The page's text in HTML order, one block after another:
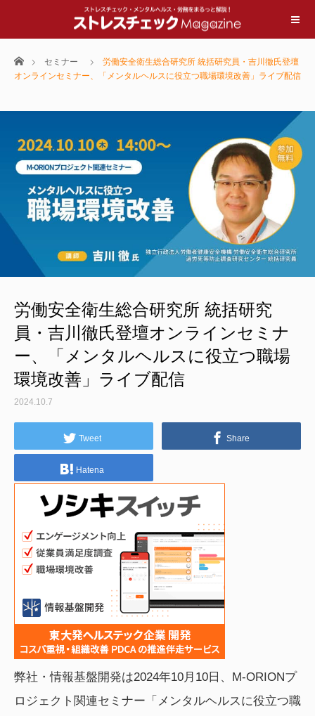
ホームセミナー
労働安全衛生総合研究所 統括研究員・吉川徹氏登壇
オンラインセミナー、「メンタルヘルスに役立つ職場環境改善」ライブ配信
労働安全衛生総合研究所 統括研究
員・吉川徹氏登壇オンラインセミナ
ー、「メンタルヘルスに役立つ職場
環境改善」ライブ配信
2024.10.7
Tweet Share
Hatena
弊社・情報基盤開発は2024年10月10日、M-ORIONプ
ロジェクト関連セミナー「メンタルヘルスに役立つ職